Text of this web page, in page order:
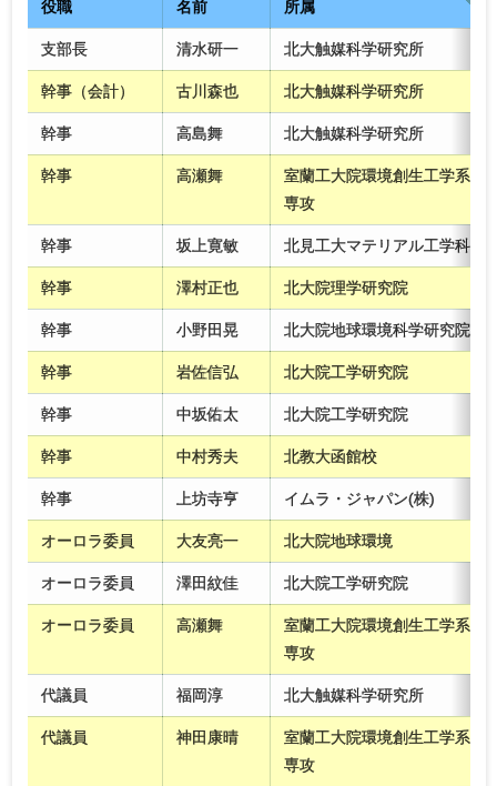
役職 名前 所属
支部長 清水研一 北大触媒科学研究所
幹事（会計） 古川森也 北大触媒科学研究所
幹事 高島舞 北大触媒科学研究所
幹事 高瀬舞
室蘭工大院環境創生工学系
専攻
幹事 坂上寛敏 北見工大マテリアル工学科
幹事 澤村正也 北大院理学研究院
幹事 小野田晃 北大院地球環境科学研究院
幹事 岩佐信弘 北大院工学研究院
幹事 中坂佑太 北大院工学研究院
幹事 中村秀夫 北教大函館校
幹事 上坊寺亨 イムラ・ジャパン(株)
オーロラ委員 大友亮一 北大院地球環境
オーロラ委員 澤田紋佳 北大院工学研究院
オーロラ委員 高瀬舞
室蘭工大院環境創生工学系
専攻
代議員 福岡淳 北大触媒科学研究所
代議員 神田康晴
室蘭工大院環境創生工学系
専攻